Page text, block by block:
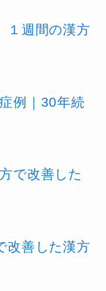
１週間の漢方
例｜30年続
で改善した
改善した漢方